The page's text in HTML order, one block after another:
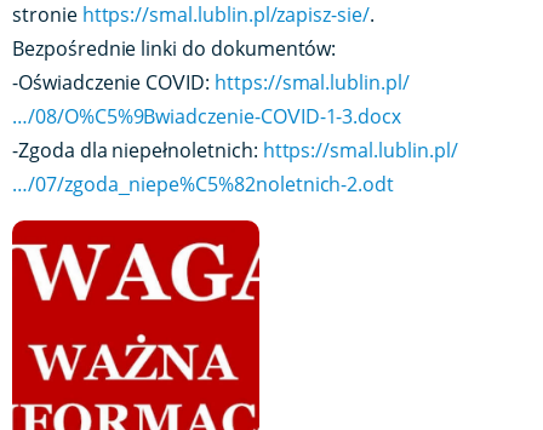
stronie https://smal.lublin.pl/zapisz-sie/Link otwiera sie w
.
Bezpośrednie linki do dokumentów:
-Oświadczenie COVID: https://smal.lublin.pl/
…/08/O%C5%9Bwiadczenie-COVID-1-3.docx
-Zgoda dla niepełnoletnich: https://smal.lublin.pl/
…/07/zgoda_niepe%C5%82noletnich-2.odt